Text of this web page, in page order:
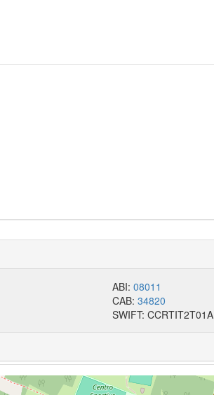
ABI:08011
CAB:34820
SWIFT: CCRTIT2T01A